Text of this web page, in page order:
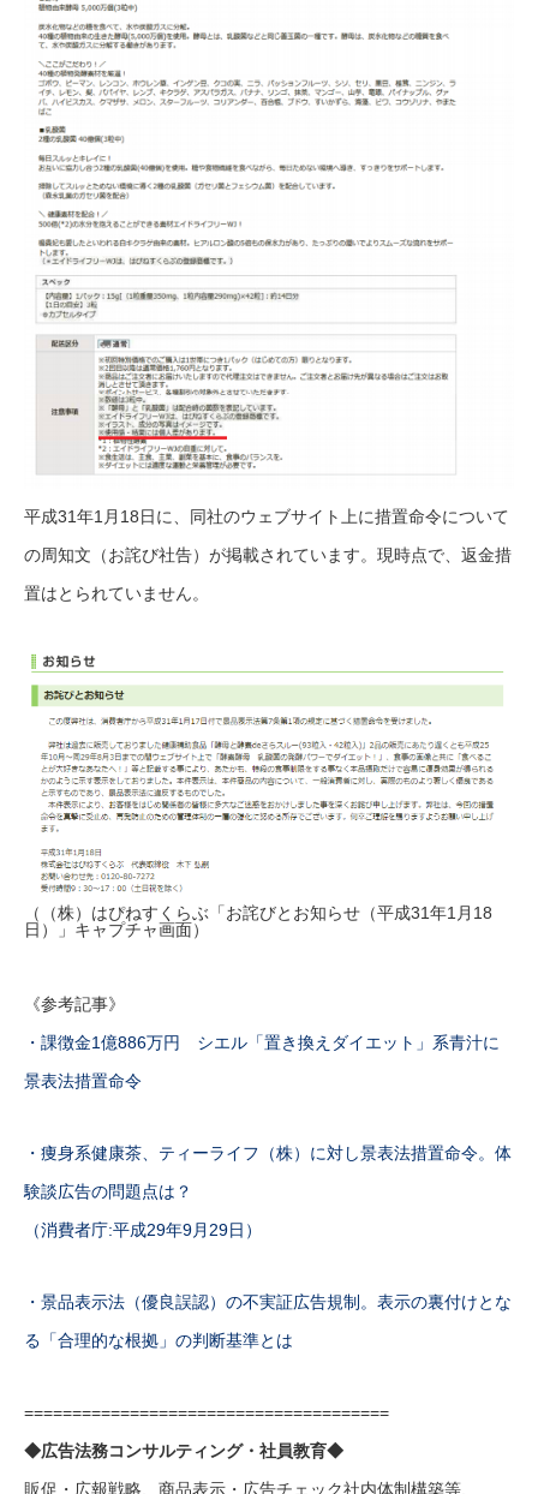
平成31年1月18日に、同社のウェブサイト上に措置命令について
の周知文（お詫び社告）が掲載されています。現時点で、返金措
置はとられていません。
（（株）はぴねすくらぶ「お詫びとお知らせ（平成31年1月18
日）」キャプチャ画面）
《参考記事》
・課徴金1億886万円 シエル「置き換えダイエット」系青汁に
景表法措置命令
・痩身系健康茶、ティーライフ（株）に対し景表法措置命令。体
験談広告の問題点は？
（消費者庁:平成29年9月29日）
・景品表示法（優良誤認）の不実証広告規制。表示の裏付けとな
る「合理的な根拠」の判断基準とは
======================================
◆広告法務コンサルティング・社員教育◆
販促・広報戦略、商品表示・広告チェック社内体制構築等、